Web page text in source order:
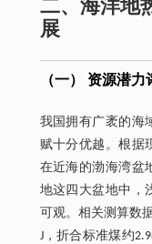
二、海洋地
展
（一） 资源潜力
我国拥有广袤的海
赋十分优越。根据
在近海的渤海湾盆
地这四大盆地中，
可观。相关测算数
J，折合标准煤约